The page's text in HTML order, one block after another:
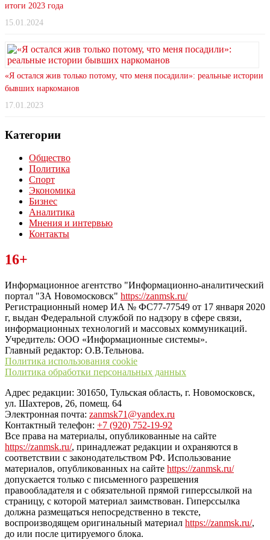
итоги 2023 года
15.01.2024
«Я остался жив только потому, что меня посадили»: реальные истории
бывших наркоманов
17.01.2023
Категории
Общество
Политика
Спорт
Экономика
Бизнес
Аналитика
Мнения и интервью
Контакты
Читайте последние новости дня в Тульской области на сайте
“ЗаНовомосковск”
16+
Информационное агентство "Информационно-аналитический
портал "ЗА Новомосковск" https://zanmsk.ru/
Регистрационный номер ИА № ФС77-77549 от 17 января 2020
г, выдан Федеральной службой по надзору в сфере связи,
информационных технологий и массовых коммуникаций.
Учредитель: ООО «Информационные системы».
Главный редактор: О.В.Тельнова.
Политика использования cookie
Политика обработки персональных данных
Адрес редакции: 301650, Тульская область, г. Новомосковск,
ул. Шахтеров, 26, помещ. 64
Электронная почта: zanmsk71@yandex.ru
Контактный телефон: +7 (920) 752-19-92
Все права на материалы, опубликованные на сайте
https://zanmsk.ru/, принадлежат редакции и охраняются в
соответствии с законодательством РФ. Использование
материалов, опубликованных на сайте https://zanmsk.ru/
допускается только с письменного разрешения
правообладателя и с обязательной прямой гиперссылкой на
страницу, с которой материал заимствован. Гиперссылка
должна размещаться непосредственно в тексте,
воспроизводящем оригинальный материал https://zanmsk.ru/,
до или после цитируемого блока.